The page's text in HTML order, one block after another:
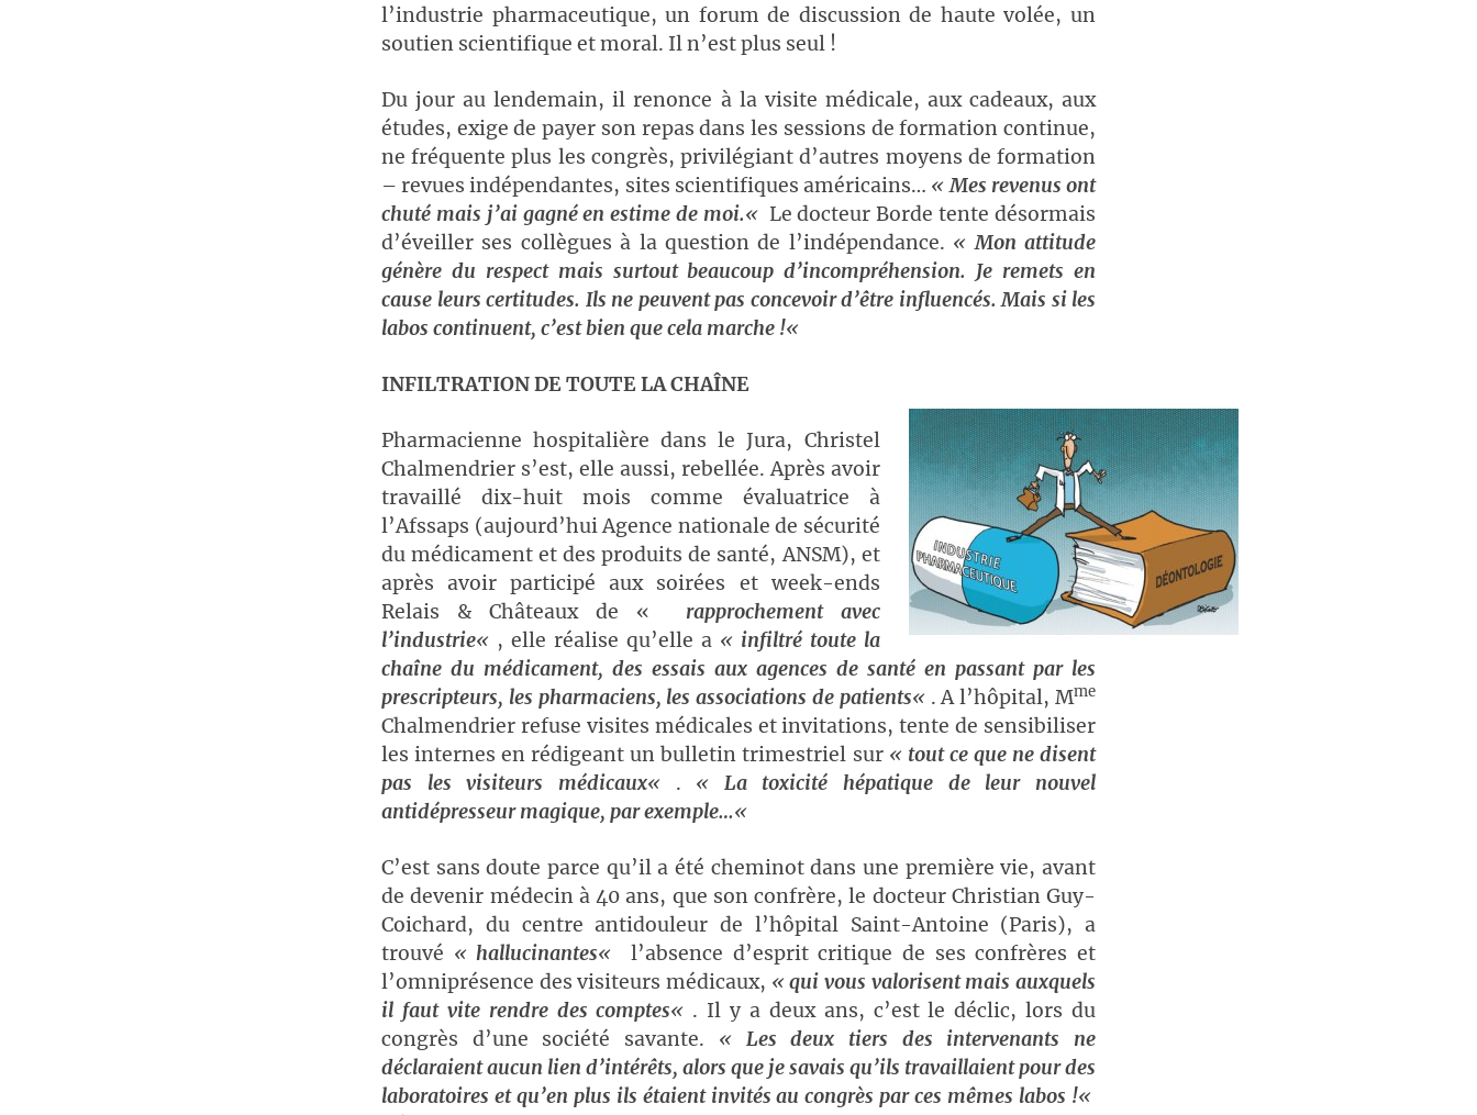
l’industrie pharmaceutique, un forum de discussion de haute volée, un
soutien scientifique et moral. Il n’est plus seul !
Du jour au lendemain, il renonce à la visite médicale, aux cadeaux, aux
études, exige de payer son repas dans les sessions de formation continue,
ne fréquente plus les congrès, privilégiant d’autres moyens de formation
– revues indépendantes, sites scientifiques américains… «Mes revenus ont
chuté mais j’ai gagné en estime de moi.« Le docteur Borde tente désormais
d’éveiller ses collègues à la question de l’indépendance. «Mon attitude
génère du respect mais surtout beaucoup d’incompréhension. Je remets en
cause leurs certitudes. Ils ne peuvent pas concevoir d’être influencés. Mais si les
labos continuent, c’est bien que cela marche !«
INFILTRATION DE TOUTE LA CHAÎNE
Pharmacienne hospitalière dans le Jura, Christel
Chalmendrier s’est, elle aussi, rebellée. Après avoir
travaillé dix-huit mois comme évaluatrice à
l’Afssaps (aujourd’hui Agence nationale de sécurité
du médicament et des produits de santé, ANSM), et
après avoir participé aux soirées et week-ends
Relais & Châteaux de «
rapprochement avec
l’industrie« , elle réalise qu’elle a « infiltré toute la
chaîne du médicament, des essais aux agences de santé en passant par les
prescripteurs, les pharmaciens, les associations de patients« . A l’hôpital, Mme
Chalmendrier refuse visites médicales et invitations, tente de sensibiliser
les internes en rédigeant un bulletin trimestriel sur « tout ce que ne disent
pas les visiteurs médicaux« . « La toxicité hépatique de leur nouvel
antidépresseur magique, par exemple…«
C’est sans doute parce qu’il a été cheminot dans une première vie, avant
de devenir médecin à 40 ans, que son confrère, le docteur Christian Guy-
Coichard, du centre antidouleur de l’hôpital Saint-Antoine (Paris), a
trouvé «hallucinantes«
l’absence d’esprit critique de ses confrères et
l’omniprésence des visiteurs médicaux, «qui vous valorisent mais auxquels
il faut vite rendre des comptes« . Il y a deux ans, c’est le déclic, lors du
congrès d’une société savante. « Les deux tiers des intervenants ne
déclaraient aucun lien d’intérêts, alors que je savais qu’ils travaillaient pour des
laboratoires et qu’en plus ils étaient invités au congrès par ces mêmes labos !«